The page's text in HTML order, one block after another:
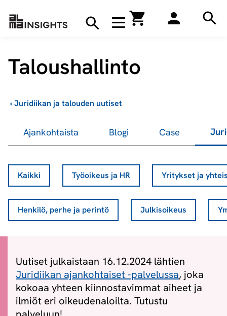
Avaa navigaatio
Hae
Taloushallinto
Juridiikan ja talouden uutiset
›
Ajankohtaista Blogi Case
Kaikki Työoikeus ja HR Yritykset ja
Henkilö, perhe ja perintö Julkisoikeus
Uutiset julkaistaan 16.12.2024 lähtien
Juridiikan ajankohtaiset -palvelussa, joka
kokoaa yhteen kiinnostavimmat aiheet ja
ilmiöt eri oikeudenaloilta. Tutustu